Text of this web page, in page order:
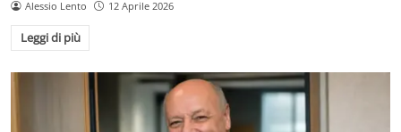
Alessio Lento 12 Aprile 2026
Leggi di più